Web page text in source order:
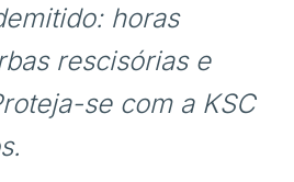
horas
rescisórias e
se com a KSC